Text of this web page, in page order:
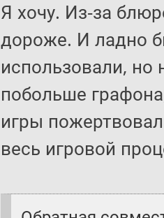
Я хочу. Из-за
дороже. И ладно
использовали, но
побольше
игры
весь игровой